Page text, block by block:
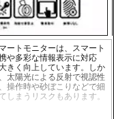
ートモニターは、スマート
や多彩な情報表示に対応
きく向上しています。しか
太陽光による反射で視認性
操作時や砂ぼこりなどで細
しまうリスクもあります。